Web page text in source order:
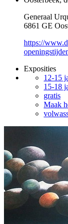
Generaal
6861 GE
https://
Exposities
12-15
15-18
gratis
Maak